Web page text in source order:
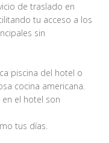
de traslado en
tu acceso a los
sin
piscina del hotel o
cocina americana.
el hotel son
tus días.